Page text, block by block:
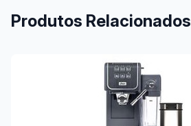
Produtos Relacionados